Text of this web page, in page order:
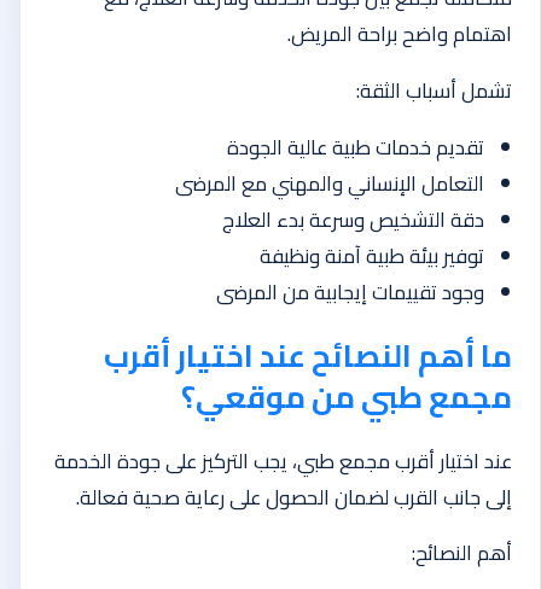
اهتمام واضح براحة المريض.
تشمل أسباب الثقة:
تقديم خدمات طبية عالية الجودة
التعامل الإنساني والمهني مع المرضى
دقة التشخيص وسرعة بدء العلاج
توفير بيئة طبية آمنة ونظيفة
وجود تقييمات إيجابية من المرضى
ما أهم النصائح عند اختيار أقرب
مجمع طبي من موقعي؟
عند اختيار أقرب مجمع طبي، يجب التركيز على جودة الخدمة
إلى جانب القرب لضمان الحصول على رعاية صحية فعالة.
أهم النصائح: